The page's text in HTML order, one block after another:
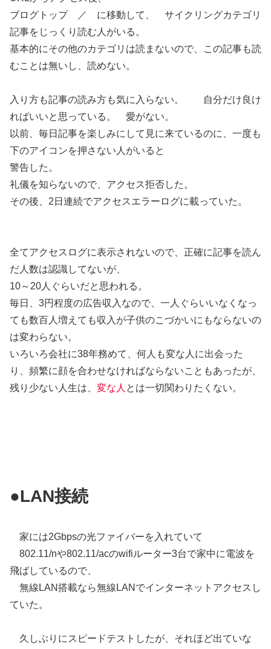
ブログトップ ／ に移動して、 サイクリングカテゴリ
記事をじっくり読む人がいる。
基本的にその他のカテゴリは読まないので、この記事も読
むことは無いし、読めない。
入り方も記事の読み方も気に入らない。 自分だけ良け
ればいいと思っている。 愛がない。
以前、毎日記事を楽しみにして見に来ているのに、一度も
下のアイコンを押さない人がいると
警告した。
礼儀を知らないので、アクセス拒否した。
その後、2日連続でアクセスエラーログに載っていた。
全てアクセスログに表示されないので、正確に記事を読ん
だ人数は認識してないが、
10～20人ぐらいだと思われる。
毎日、3円程度の広告収入なので、一人ぐらいいなくなっ
ても数百人増えても収入が子供のこづかいにもならないの
は変わらない。
いろいろ会社に38年務めて、何人も変な人に出会った
り、頻繁に顔を合わせなければならないこともあったが、
残り少ない人生は、 変な人 とは一切関わりたくない。
●LAN接続
家には2Gbpsの光ファイバーを入れていて
802.11/nや802.11/acのwifiルーター3台で家中に電波を
飛ばしているので、
無線LAN搭載なら無線LANでインターネットアクセスし
ていた。
久しぶりにスピードテストしたが、それほど出ていな